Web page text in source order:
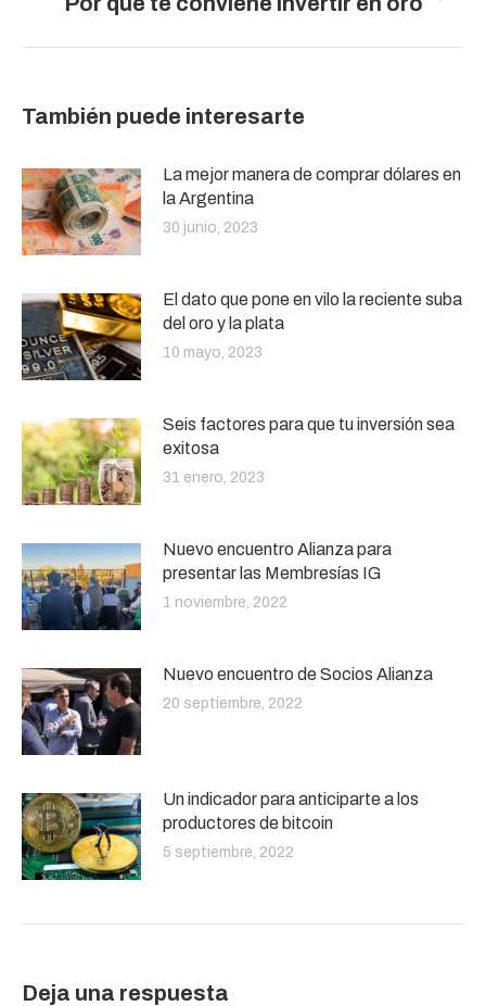
También puede interesarte
La mejor manera de comprar dólares en
la Argentina
30 junio, 2023
El dato que pone en vilo la reciente suba
del oro y la plata
10 mayo, 2023
Seis factores para que tu inversión sea
exitosa
31 enero, 2023
Nuevo encuentro Alianza para
presentar las Membresías IG
1 noviembre, 2022
Nuevo encuentro de Socios Alianza
20 septiembre, 2022
Un indicador para anticiparte a los
productores de bitcoin
5 septiembre, 2022
Deja una respuesta